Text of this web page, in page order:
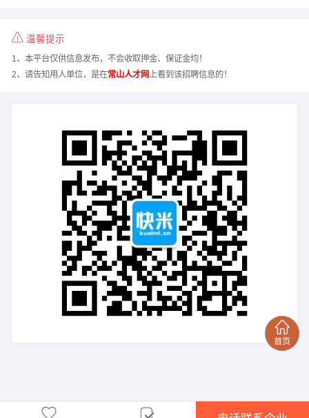
温馨提示
1、本平台仅供信息发布，不会收取押金、保证金均！
2、请告知用人单位，是在常山人才网上看到该招聘信息的！